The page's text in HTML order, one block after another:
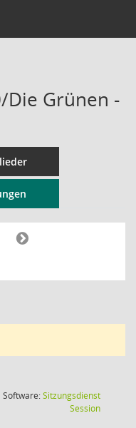
Die Grünen -
Software:Sitzungsdienst
Session(Wird in